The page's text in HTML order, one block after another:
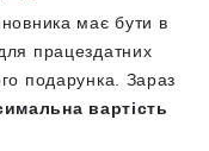
має бути в
працездатних
подарунка. Зараз
вартість